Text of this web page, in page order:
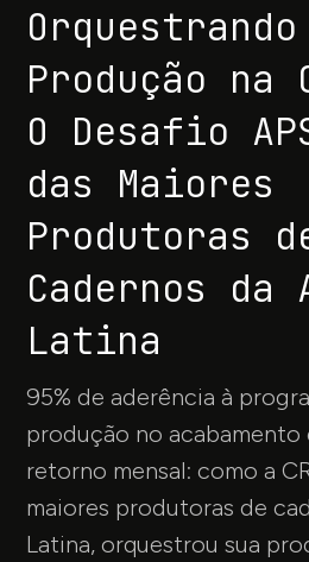
Produção na
O Desafio
das Maiores
Produtoras
Cadernos da
Latina
95% de aderência à
produção no acabamento
retorno mensal: como a
maiores produtoras de
Latina, orquestrou sua